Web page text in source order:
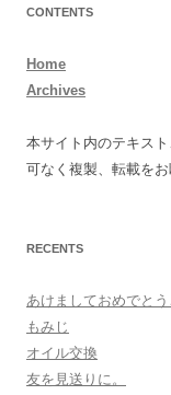
CONTENTS
Home
Archives
本サイト内のテキス
可なく複製、転載をお
RECENTS
あけましておめでとう
もみじ
オイル交換
友を見送りに。